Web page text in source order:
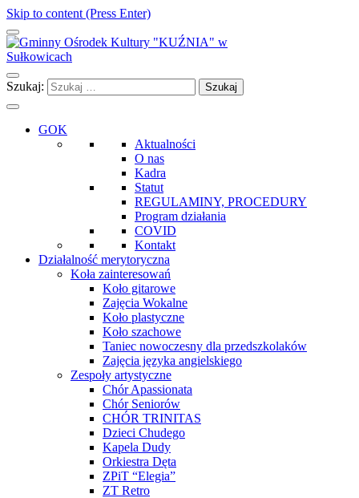
Skip to content (Press Enter)
Gminny Ośrodek Kultury "KUŹNIA" w Sułkowicach
Szukaj:
GOK
Aktualności
O nas
Kadra
Statut
REGULAMINY, PROCEDURY
Program działania
COVID
Kontakt
Działalność merytoryczna
Koła zainteresowań
Koło gitarowe
Zajęcia Wokalne
Koło plastyczne
Koło szachowe
Taniec nowoczesny dla przedszkolaków
Zajęcia języka angielskiego
Zespoły artystyczne
Chór Apassionata
Chór Seniorów
CHÓR TRINITAS
Dzieci Chudego
Kapela Dudy
Orkiestra Dęta
ZPiT “Elegia”
ZT Retro